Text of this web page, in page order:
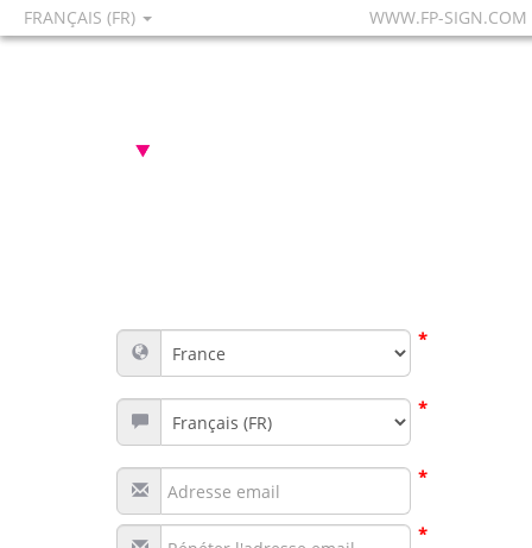
FRANÇAIS (FR) WWW.FP-SIGN.COM
*
*
*
*